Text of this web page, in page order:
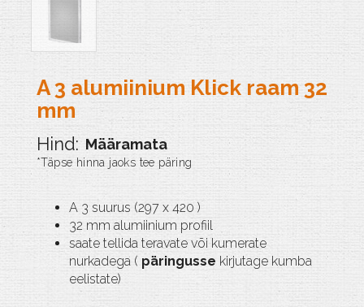
A 3 alumiinium Klick raam 32
mm
Määramata
A 3 suurus (297 x 420 )
32 mm alumiinium profiil
saate tellida teravate või kumerate
nurkadega ( päringusse kirjutage kumba
eelistate)